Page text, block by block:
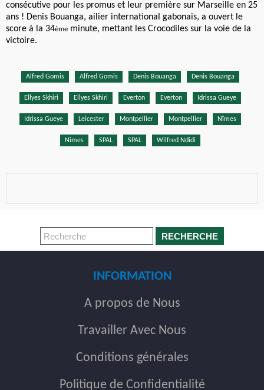
consécutive pour les promus et leur première sur Marseille en 25
ans ! Denis Bouanga, ailier international gabonais, a ouvert le
score à la 34ème minute, mettant les Crocodiles sur la voie de la
victoire.
Alfred Gomis Alfred Gomis Denis Bouanga Denis Bouanga
Ellyes Skhiri Ellyes Skhiri Everton Everton Idrissa Gueye
Idrissa Gueye Leicester Montpellier Montpellier Nîmes
Nîmes SPAL SPAL Wilfred Ndidi
RECHERCHE
INFORMATION
A propos de Nous
Travailler Avec Nous
Conditions générales
Politique de Confidentialité